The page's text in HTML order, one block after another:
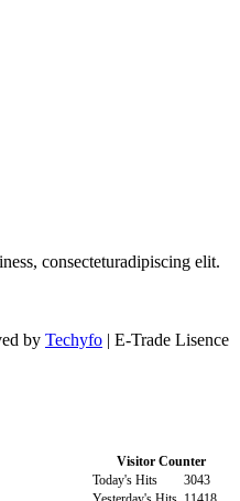
consecteturadipiscing elit.
by Techyfo | E-Trade Lisence
Visitor Counter
Today's Hits
3043